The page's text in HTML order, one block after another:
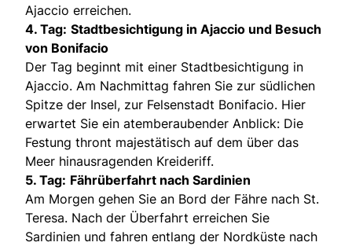
Ajaccio erreichen.
4. Tag: Stadtbesichtigung in Ajaccio und Besuch
von Bonifacio
Der Tag beginnt mit einer Stadtbesichtigung in
Ajaccio. Am Nachmittag fahren Sie zur südlichen
Spitze der Insel, zur Felsenstadt Bonifacio. Hier
erwartet Sie ein atemberaubender Anblick: Die
Festung thront majestätisch auf dem über das
Meer hinausragenden Kreideriff.
5. Tag: Fährüberfahrt nach Sardinien
Am Morgen gehen Sie an Bord der Fähre nach St.
Teresa. Nach der Überfahrt erreichen Sie
Sardinien und fahren entlang der Nordküste nach